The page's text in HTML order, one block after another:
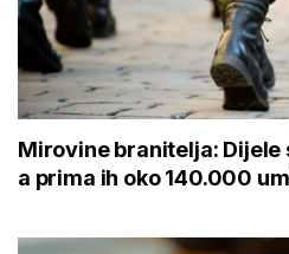
Mirovine branitelja: Dijele
a prima ih oko 140.000